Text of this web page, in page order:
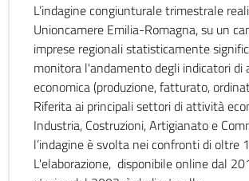
L’indagine congiunturale trimestrale
Unioncamere Emilia-Romagna, su un
imprese regionali statisticamente
monitora l'andamento degli indicatori
economica (produzione, fatturato,
Riferita ai principali settori di attività
Industria, Costruzioni, Artigianato e
l’indagine è svolta nei confronti di oltre
L'elaborazione, disponibile online dal